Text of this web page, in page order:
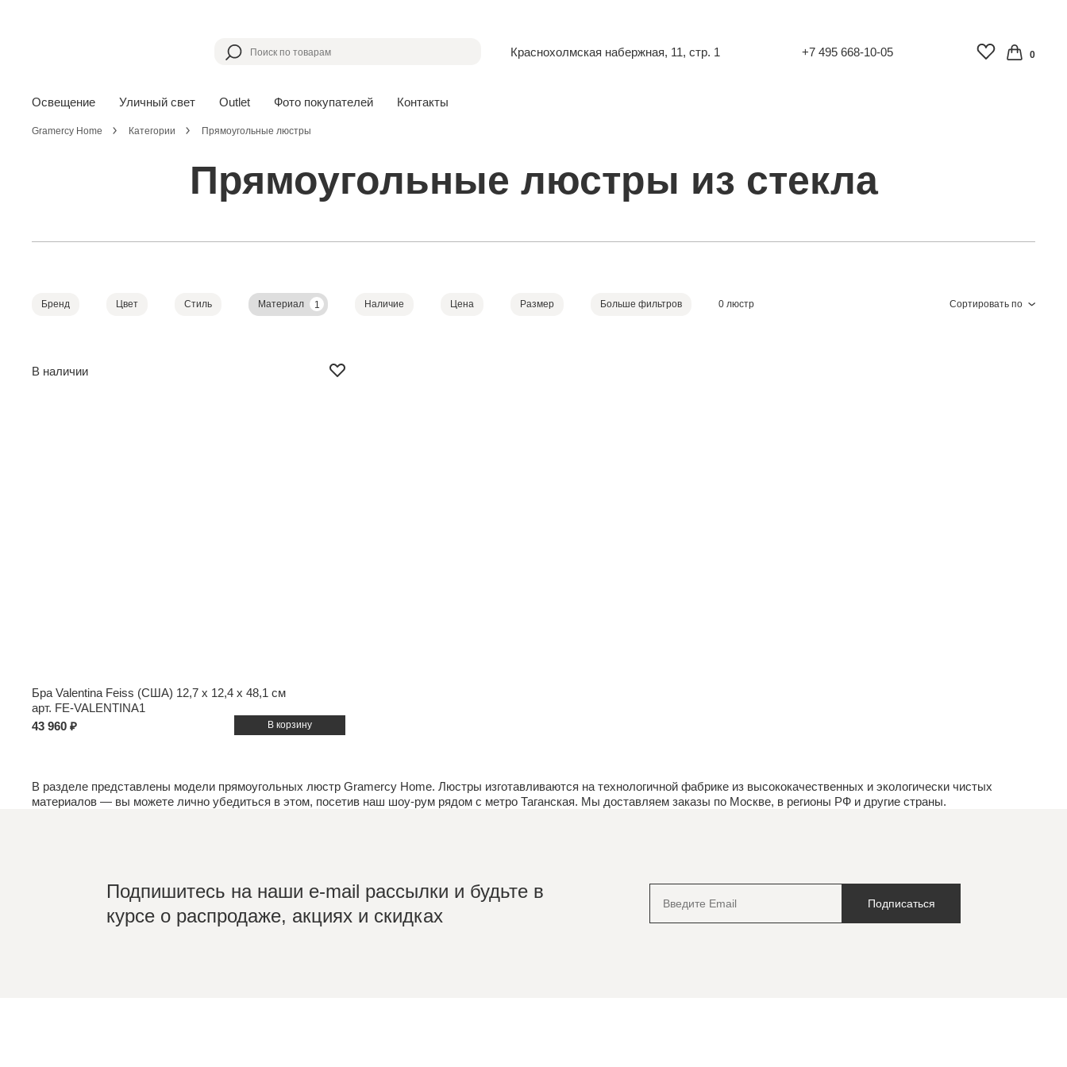
Краснохолмская набержная, 11, стр. 1 +7 495 668-10-05 0
Освещение Уличный свет Outlet Фото покупателей Контакты
Gramercy Home Категории Прямоугольные люстры
Прямоугольные люстры из стекла
Сортировать по
Бренд Цвет Стиль Материал 1 Наличие Цена Размер Больше фильтров 0 люстр
В наличии
Бра Valentina Feiss (США) 12,7 x 12,4 x 48,1 см
арт. FE-VALENTINA1
43 960 ₽
В разделе представлены модели прямоугольных люстр Gramercy Home. Люстры изготавливаются на технологичной фабрике из высококачественных и экологически чистых
материалов — вы можете лично убедиться в этом, посетив наш шоу-рум рядом с метро Таганская. Мы доставляем заказы по Москве, в регионы РФ и другие страны.
Подпишитесь на наши e-mail рассылки и будьте в
курсе о распродаже, акциях и скидках
Подписаться